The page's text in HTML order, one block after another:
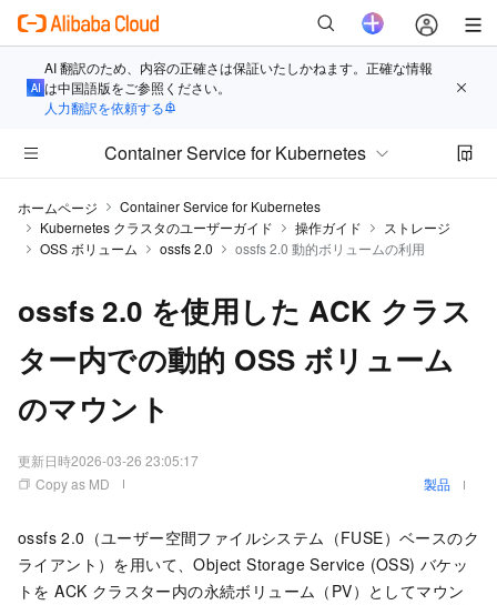
AI 翻訳のため、内容の正確さは保証いたしかねます。正確な情報
は中国語版をご参照ください。
人力翻訳を依頼する
Container Service for Kubernetes
ホームページ
Container Service for Kubernetes
Kubernetes クラスタのユーザーガイド
操作ガイド
ストレージ
OSS ボリューム
ossfs 2.0 ossfs 2.0 動的ボリュームの利用
ossfs 2.0 を使用した ACK クラス
ター内での動的 OSS ボリューム
のマウント
更新日時2026-03-26 23:05:17
Copy as MD
製品
ossfs 2.0（ユーザー空間ファイルシステム（FUSE）ベースのク
ライアント）を用いて、Object Storage Service (OSS) バケッ
トを ACK クラスター内の永続ボリューム（PV）としてマウン